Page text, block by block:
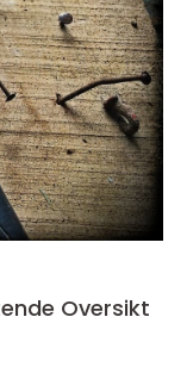
Oversikt